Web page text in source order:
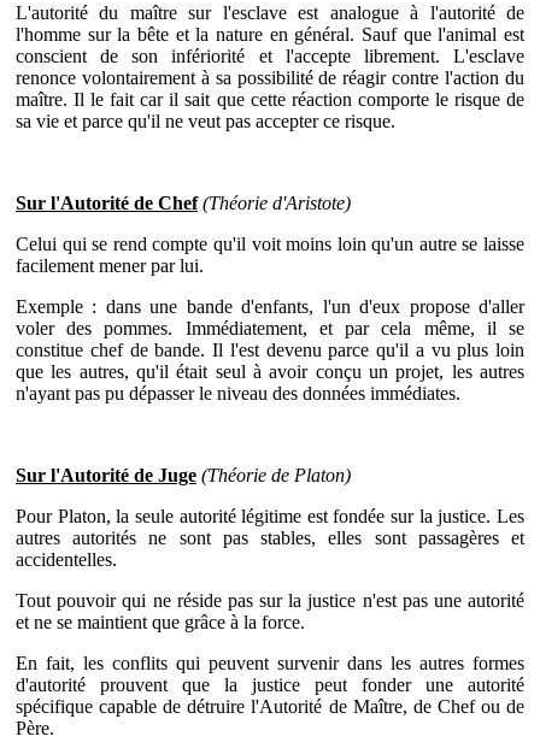
L'autorité du maître sur l'esclave est analogue à l'autorité de
l'homme sur la bête et la nature en général. Sauf que l'animal est
conscient de son infériorité et l'accepte librement. L'esclave
renonce volontairement à sa possibilité de réagir contre l'action du
maître. Il le fait car il sait que cette réaction comporte le risque de
sa vie et parce qu'il ne veut pas accepter ce risque.
Sur l'Autorité de Chef (Théorie d'Aristote)
Celui qui se rend compte qu'il voit moins loin qu'un autre se laisse
facilement mener par lui.
Exemple : dans une bande d'enfants, l'un d'eux propose d'aller
voler des pommes. Immédiatement, et par cela même, il se
constitue chef de bande. Il l'est devenu parce qu'il a vu plus loin
que les autres, qu'il était seul à avoir conçu un projet, les autres
n'ayant pas pu dépasser le niveau des données immédiates.
Sur l'Autorité de Juge (Théorie de Platon)
Pour Platon, la seule autorité légitime est fondée sur la justice. Les
autres autorités ne sont pas stables, elles sont passagères et
accidentelles.
Tout pouvoir qui ne réside pas sur la justice n'est pas une autorité
et ne se maintient que grâce à la force.
En fait, les conflits qui peuvent survenir dans les autres formes
d'autorité prouvent que la justice peut fonder une autorité
spécifique capable de détruire l'Autorité de Maître, de Chef ou de
Père.